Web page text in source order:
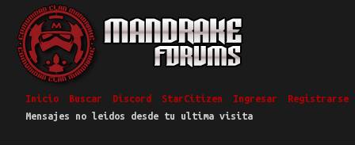
Inicio Buscar Discord StarCitizen Ingresar
Registrarse
Mensajes no leidos desde tu ultima visita